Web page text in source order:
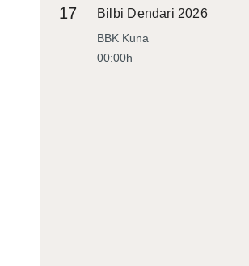
17 Bilbi Dendari 2026
BBK Kuna
00:00h